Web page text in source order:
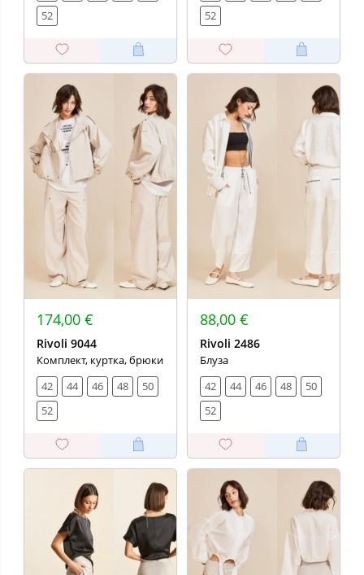
52
52
174,00 €
Rivoli 9044
Комплект, куртка, брюки
42
44 46 48
50
52
88,00 €
Rivoli 2486
Блуза
42
44 46 48
50
52